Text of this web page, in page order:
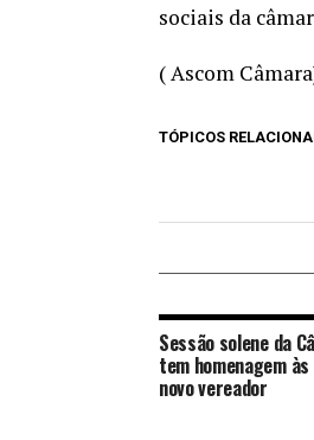
sociais da
( Ascom
TÓPICOS
Sessão solene da
tem homenagem
novo vereador